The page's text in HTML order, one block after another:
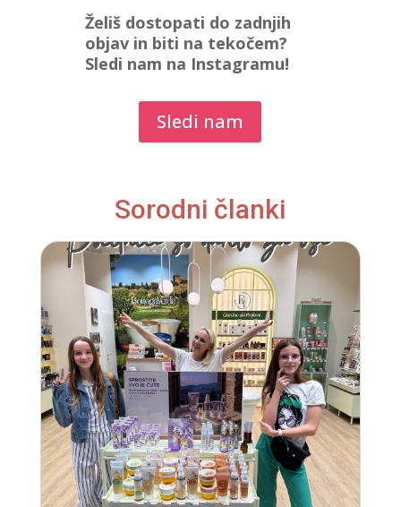
Želiš dostopati do zadnjih
objav in biti na tekočem?
Sledi nam na Instagramu!
Sledi nam
Sorodni članki